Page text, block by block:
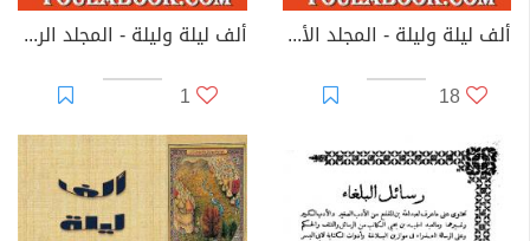
ألف ليلة وليلة - المجلد الأول
18
ألف ليلة وليلة - المجلد الرابع - نسخة مضغوطة
1